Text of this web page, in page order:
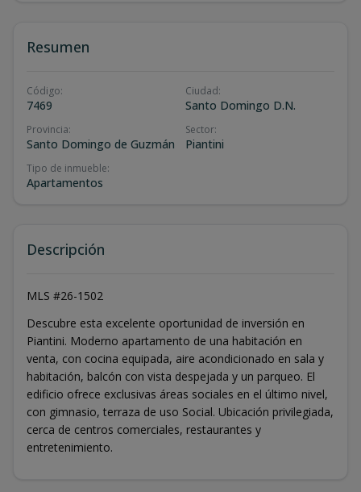
Resumen
Código:
7469
Ciudad:
Santo Domingo D.N.
Provincia:
Santo Domingo de Guzmán
Sector:
Piantini
Tipo de inmueble:
Apartamentos
Descripción
MLS #26-1502
Descubre esta excelente oportunidad de inversión en
Piantini. Moderno apartamento de una habitación en
venta, con cocina equipada, aire acondicionado en sala y
habitación, balcón con vista despejada y un parqueo. El
edificio ofrece exclusivas áreas sociales en el último nivel,
con gimnasio, terraza de uso Social. Ubicación privilegiada,
cerca de centros comerciales, restaurantes y
entretenimiento.